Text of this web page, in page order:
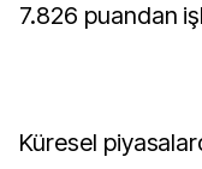
7.826 puandan
Küresel